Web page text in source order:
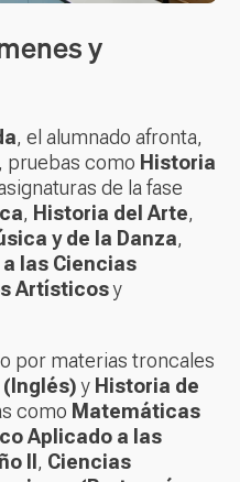
y
, el alumnado afronta,
pruebas como Historia
de la fase
, Historia del Arte,
y de la Danza,
las Ciencias
Artísticosy
por materias troncales
(Inglés)y Historia de
como Matemáticas
Aplicado a las
II , Ciencias